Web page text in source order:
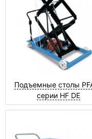
Подъемные столы
серии HF DE